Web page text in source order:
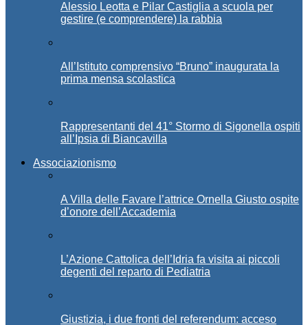
Alessio Leotta e Pilar Castiglia a scuola per
gestire (e comprendere) la rabbia
All’Istituto comprensivo “Bruno” inaugurata la
prima mensa scolastica
Rappresentanti del 41° Stormo di Sigonella ospiti
all’Ipsia di Biancavilla
Associazionismo
A Villa delle Favare l’attrice Ornella Giusto ospite
d’onore dell’Accademia
L’Azione Cattolica dell’Idria fa visita ai piccoli
degenti del reparto di Pediatria
Giustizia, i due fronti del referendum: acceso